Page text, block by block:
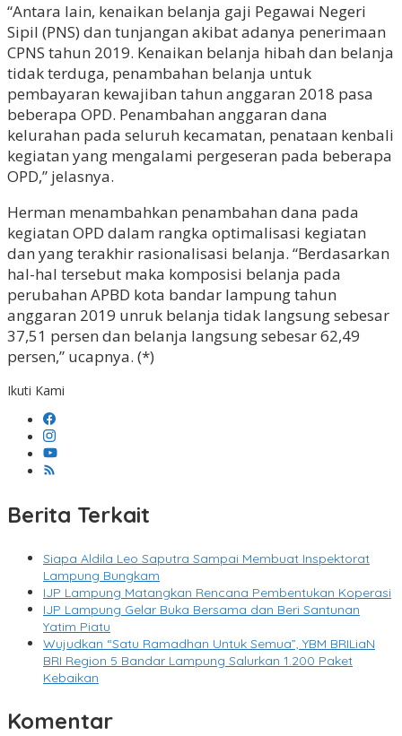
“Antara lain, kenaikan belanja gaji Pegawai Negeri
Sipil (PNS) dan tunjangan akibat adanya penerimaan
CPNS tahun 2019. Kenaikan belanja hibah dan belanja
tidak terduga, penambahan belanja untuk
pembayaran kewajiban tahun anggaran 2018 pasa
beberapa OPD. Penambahan anggaran dana
kelurahan pada seluruh kecamatan, penataan kenbali
kegiatan yang mengalami pergeseran pada beberapa
OPD,” jelasnya.
Herman menambahkan penambahan dana pada
kegiatan OPD dalam rangka optimalisasi kegiatan
dan yang terakhir rasionalisasi belanja. “Berdasarkan
hal-hal tersebut maka komposisi belanja pada
perubahan APBD kota bandar lampung tahun
anggaran 2019 unruk belanja tidak langsung sebesar
37,51 persen dan belanja langsung sebesar 62,49
persen,” ucapnya. (*)
Ikuti Kami
Berita Terkait
Siapa Aldila Leo Saputra Sampai Membuat Inspektorat
Lampung Bungkam
IJP Lampung Matangkan Rencana Pembentukan Koperasi
IJP Lampung Gelar Buka Bersama dan Beri Santunan
Yatim Piatu
Wujudkan “Satu Ramadhan Untuk Semua”, YBM BRILiaN
BRI Region 5 Bandar Lampung Salurkan 1.200 Paket
Kebaikan
Komentar